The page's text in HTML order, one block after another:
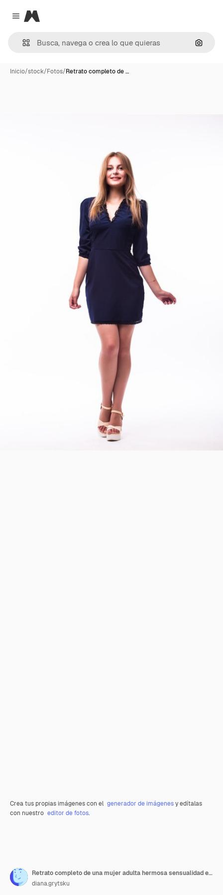
Close menu
Magnific
Inicio/stock/Fotos/Retrato completo de …
Crea tus propias imágenes con el generador de imágenesy edítalas
con nuestro editor de fotos.
Retrato completo de una mujer adulta hermosa sensualidad en vestido negro posando sobre fondo blanco
diana.grytsku